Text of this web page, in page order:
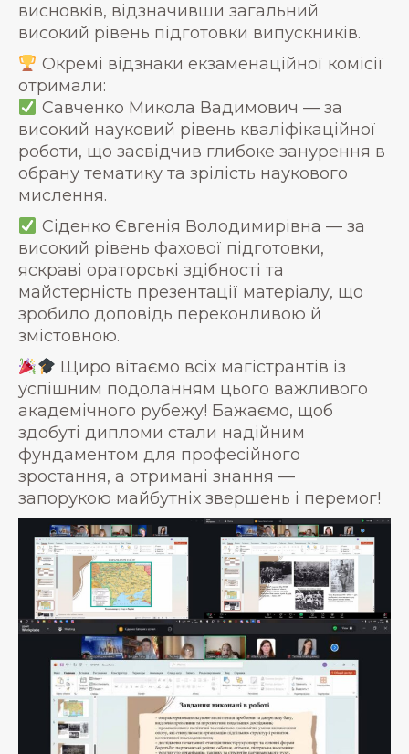
висновків, відзначивши загальний
високий рівень підготовки випускників.
Окремі відзнаки екзаменаційної комісії
отримали:
Савченко Микола Вадимович — за
високий науковий рівень кваліфікаційної
роботи, що засвідчив глибоке занурення в
обрану тематику та зрілість наукового
мислення.
Сіденко Євгенія Володимирівна — за
високий рівень фахової підготовки,
яскраві ораторські здібності та
майстерність презентації матеріалу, що
зробило доповідь переконливою й
змістовною.
Щиро вітаємо всіх магістрантів із
успішним подоланням цього важливого
академічного рубежу! Бажаємо, щоб
здобуті дипломи стали надійним
фундаментом для професійного
зростання, а отримані знання —
запорукою майбутніх звершень і перемог!